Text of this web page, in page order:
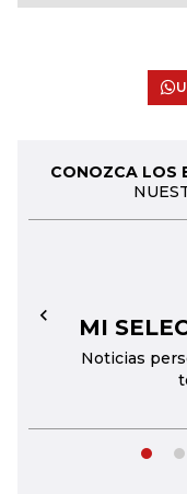
CONOZCA LOS
MI
Noticias
←